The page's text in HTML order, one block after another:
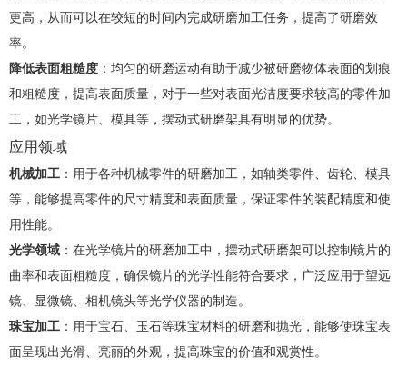
更高，从而可以在较短的时间内完成研磨加工任务，提高了研磨效
率。
降低表面粗糙度 ：均匀的研磨运动有助于减少被研磨物体表面的划痕
和粗糙度，提高表面质量，对于一些对表面光洁度要求较高的零件加
工，如光学镜片、模具等，摆动式研磨架具有明显的优势。
应用领域
机械加工 ：用于各种机械零件的研磨加工，如轴类零件、齿轮、模具
等，能够提高零件的尺寸精度和表面质量，保证零件的装配精度和使
用性能。
光学领域 ：在光学镜片的研磨加工中，摆动式研磨架可以控制镜片的
曲率和表面粗糙度，确保镜片的光学性能符合要求，广泛应用于望远
镜、显微镜、相机镜头等光学仪器的制造。
珠宝加工 ：用于宝石、玉石等珠宝材料的研磨和抛光，能够使珠宝表
面呈现出光滑、亮丽的外观，提高珠宝的价值和观赏性。